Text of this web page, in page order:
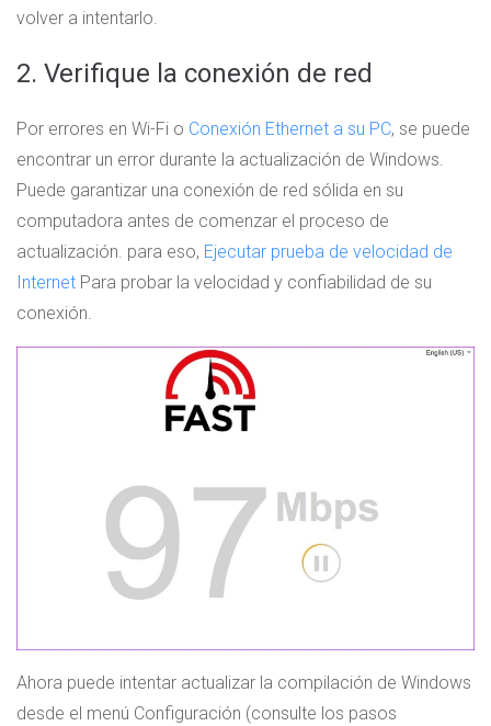
volver a intentarlo.
2. Verifique la conexión de red
Por errores en Wi-Fi o Conexión Ethernet a su PC, se puede
encontrar un error durante la actualización de Windows.
Puede garantizar una conexión de red sólida en su
computadora antes de comenzar el proceso de
actualización. para eso, Ejecutar prueba de velocidad de
Internet Para probar la velocidad y confiabilidad de su
conexión.
Ahora puede intentar actualizar la compilación de Windows
desde el menú Configuración (consulte los pasos